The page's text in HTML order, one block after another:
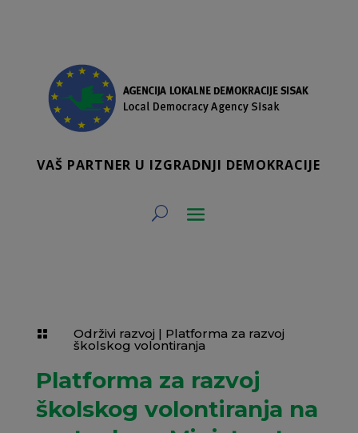
VAŠ PARTNER U IZGRADNJI DEMOKRACIJE
 Održivi razvoj | Platforma za razvoj
školskog volontiranja
Platforma za razvoj
školskog volontiranja na